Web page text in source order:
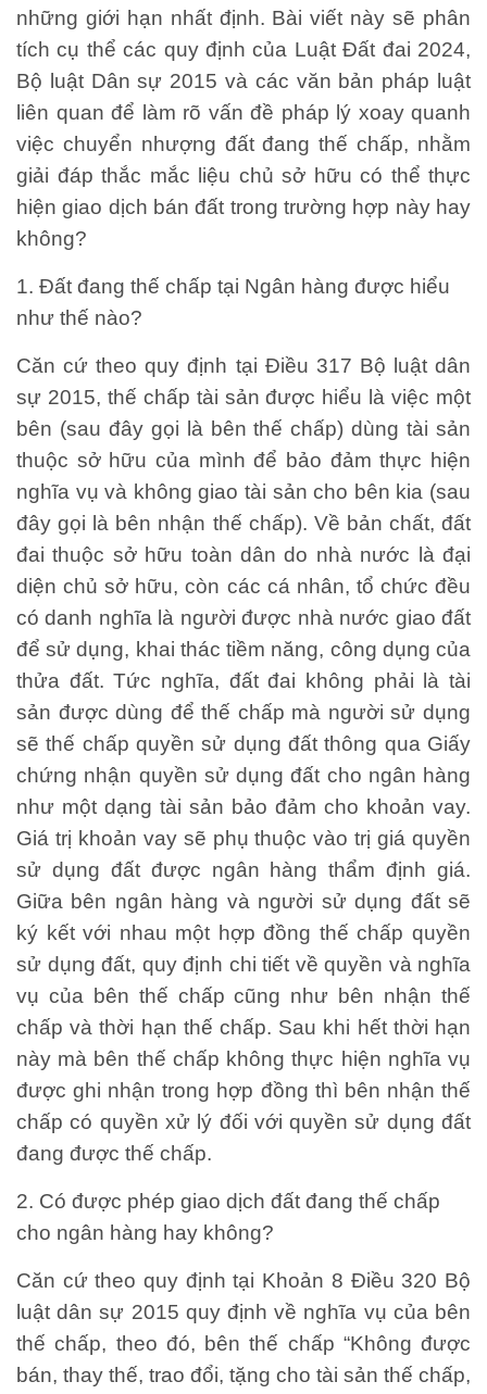
những giới hạn nhất định. Bài viết này sẽ phân
tích cụ thể các quy định của Luật Đất đai 2024,
Bộ luật Dân sự 2015 và các văn bản pháp luật
liên quan để làm rõ vấn đề pháp lý xoay quanh
việc chuyển nhượng đất đang thế chấp, nhằm
giải đáp thắc mắc liệu chủ sở hữu có thể thực
hiện giao dịch bán đất trong trường hợp này hay
không?
1. Đất đang thế chấp tại Ngân hàng được hiểu
như thế nào?
Căn cứ theo quy định tại Điều 317 Bộ luật dân
sự 2015, thế chấp tài sản được hiểu làviệc một
bên (sau đây gọi là bên thế chấp) dùng tài sản
thuộc sở hữu của mình để bảo đảm thực hiện
nghĩa vụ và không giao tài sản cho bên kia (sau
đây gọi là bên nhận thế chấp). Về bản chất, đất
đai thuộc sở hữu toàn dân do nhà nước là đại
diện chủ sở hữu, còn các cá nhân, tổ chức đều
có danh nghĩa là người được nhà nước giao đất
để sử dụng, khai thác tiềm năng, công dụng của
thửa đất. Tức nghĩa, đất đai không phải là tài
sản được dùng để thế chấp mà người sử dụng
sẽ thế chấp quyền sử dụng đất thông qua Giấy
chứng nhận quyền sử dụng đất cho ngân hàng
như một dạng tài sản bảo đảm cho khoản vay.
Giá trị khoản vay sẽ phụ thuộc vào trị giá quyền
sử dụng đất được ngân hàng thẩm định giá.
Giữa bên ngân hàng và người sử dụng đất sẽ
ký kết với nhau một hợp đồng thế chấp quyền
sử dụng đất, quy định chi tiết về quyền và nghĩa
vụ của bên thế chấp cũng như bên nhận thế
chấp và thời hạn thế chấp. Sau khi hết thời hạn
này mà bên thế chấp không thực hiện nghĩa vụ
được ghi nhận trong hợp đồng thì bên nhận thế
chấp có quyền xử lý đối với quyền sử dụng đất
đang được thế chấp.
2. Có được phép giao dịch đất đang thế chấp
cho ngân hàng hay không?
Căn cứ theo quy định tại Khoản 8 Điều 320 Bộ
luật dân sự 2015 quy định về nghĩa vụ của bên
thế chấp, theo đó, bên thế chấp “Không được
bán, thay thế, trao đổi, tặng cho tài sản thế chấp,